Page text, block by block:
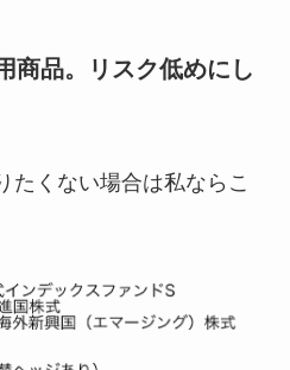
商品。リスク低めにし
たくない場合は私ならこ